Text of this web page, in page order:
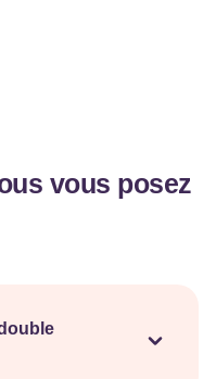
vous posez